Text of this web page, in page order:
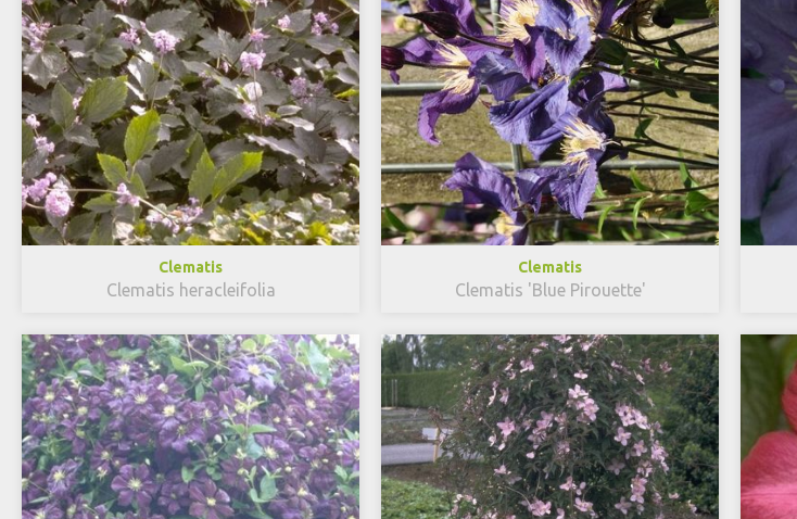
Clematis
Clematis heracleifolia
Clematis
Clematis 'Blue Pirouette'